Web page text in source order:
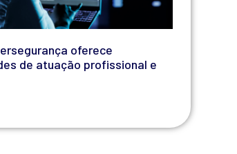
oferece
de atuação profissional e